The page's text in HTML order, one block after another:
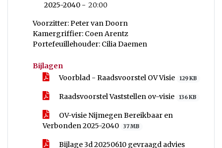
2025-2040 - 20:00
Voorzitter: Peter van Doorn
Kamergriffier: Coen Arentz
Portefeuillehouder: Cilia Daemen
Bijlagen
Voorblad - Raadsvoorstel OV Visie
129 KB
Raadsvoorstel Vaststellen ov-visie 136 KB
OV-visie Nijmegen Bereikbaar en
Verbonden 2025-2040
37 MB
Bijlage 3d 20250610 gevraagd advies